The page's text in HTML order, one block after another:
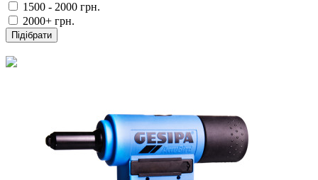
1500 - 2000 грн.
2000+ грн.
Підібрати